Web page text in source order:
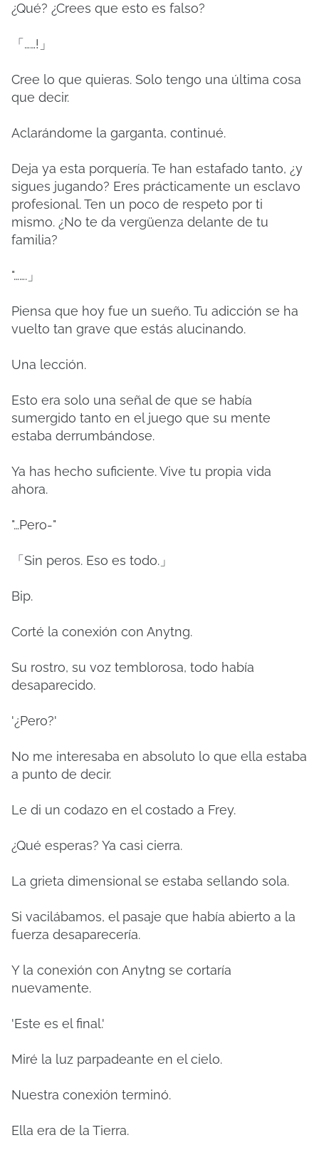
¿Qué? ¿Crees que esto es falso?
「……!」
Cree lo que quieras. Solo tengo una última cosa
que decir.
Aclarándome la garganta, continué.
Deja ya esta porquería. Te han estafado tanto, ¿y
sigues jugando? Eres prácticamente un esclavo
profesional. Ten un poco de respeto por ti
mismo. ¿No te da vergüenza delante de tu
familia?
"…….」
Piensa que hoy fue un sueño. Tu adicción se ha
vuelto tan grave que estás alucinando.
Una lección.
Esto era solo una señal de que se había
sumergido tanto en el juego que su mente
estaba derrumbándose.
Ya has hecho suficiente. Vive tu propia vida
ahora.
"…Pero-"
「Sin peros. Eso es todo.」
Bip.
Corté la conexión con Anytng.
Su rostro, su voz temblorosa, todo había
desaparecido.
'¿Pero?'
No me interesaba en absoluto lo que ella estaba
a punto de decir.
Le di un codazo en el costado a Frey.
¿Qué esperas? Ya casi cierra.
La grieta dimensional se estaba sellando sola.
Si vacilábamos, el pasaje que había abierto a la
fuerza desaparecería.
Y la conexión con Anytng se cortaría
nuevamente.
'Este es el final.'
Miré la luz parpadeante en el cielo.
Nuestra conexión terminó.
Ella era de la Tierra.